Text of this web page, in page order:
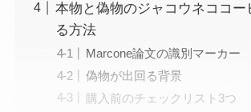
本物と偽物のジャコウネココー
る方法
Marcone論文の識別マーカー
偽物が出回る背景
購入前のチェックリスト3つ